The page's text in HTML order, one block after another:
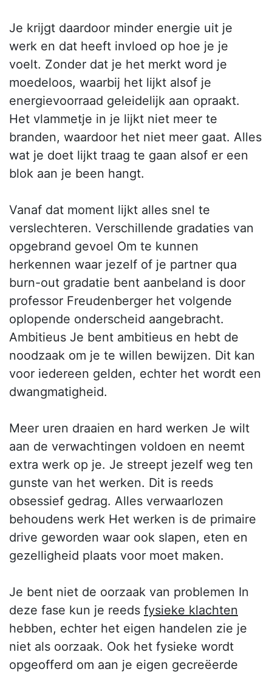
Je krijgt daardoor minder energie uit je
werk en dat heeft invloed op hoe je je
voelt. Zonder dat je het merkt word je
moedeloos, waarbij het lijkt alsof je
energievoorraad geleidelijk aan opraakt.
Het vlammetje in je lijkt niet meer te
branden, waardoor het niet meer gaat. Alles
wat je doet lijkt traag te gaan alsof er een
blok aan je been hangt.
Vanaf dat moment lijkt alles snel te
verslechteren. Verschillende gradaties van
opgebrand gevoel Om te kunnen
herkennen waar jezelf of je partner qua
burn-out gradatie bent aanbeland is door
professor Freudenberger het volgende
oplopende onderscheid aangebracht.
Ambitieus Je bent ambitieus en hebt de
noodzaak om je te willen bewijzen. Dit kan
voor iedereen gelden, echter het wordt een
dwangmatigheid.
Meer uren draaien en hard werken Je wilt
aan de verwachtingen voldoen en neemt
extra werk op je. Je streept jezelf weg ten
gunste van het werken. Dit is reeds
obsessief gedrag. Alles verwaarlozen
behoudens werk Het werken is de primaire
drive geworden waar ook slapen, eten en
gezelligheid plaats voor moet maken.
Je bent niet de oorzaak van problemen In
deze fase kun je reeds fysieke klachten
hebben, echter het eigen handelen zie je
niet als oorzaak. Ook het fysieke wordt
opgeofferd om aan je eigen gecreëerde